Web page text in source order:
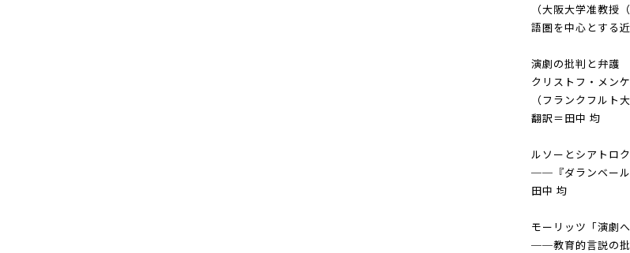
（大阪大学准教授
語圏を中心とする
演劇の批判と弁護
クリストフ・メンケ
（フランクフルト
翻訳＝田中 均
ルソーとシアトロ
──『ダランベール
田中 均
モーリッツ「演劇
──教育的言説の